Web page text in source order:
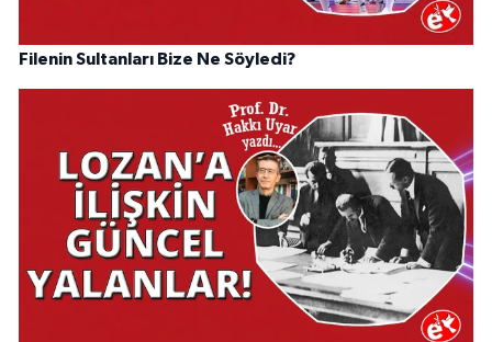
Filenin Sultanları Bize Ne Söyledi?